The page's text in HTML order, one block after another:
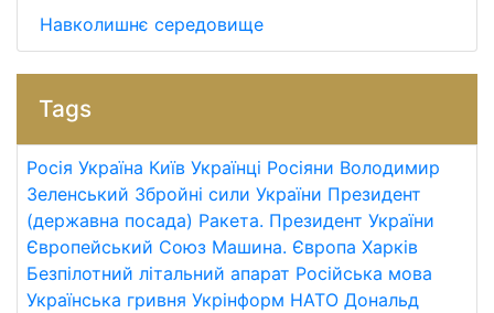
Навколишнє середовище
Tags
Росія Україна Київ Українці Росіяни Володимир
Зеленський Збройні сили України Президент
(державна посада) Ракета. Президент України
Європейський Союз Машина. Європа Харків
Безпілотний літальний апарат Російська мова
Українська гривня Укрінформ НАТО Дональд